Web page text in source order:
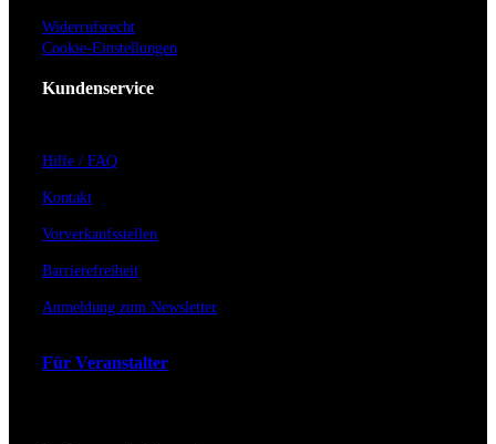
Widerrufsrecht
Cookie-Einstellungen
Kundenservice
Hilfe / FAQ
Kontakt
Vorverkaufsstellen
Barrierefreiheit
Anmeldung zum Newsletter
Für Veranstalter